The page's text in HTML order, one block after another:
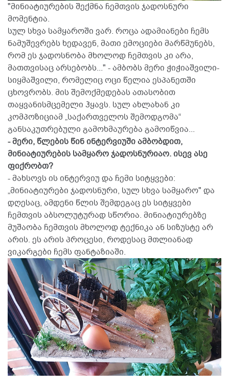
"მინიატიურების შექმნა ჩემთვის ჯადოსნური
მომენტია.
სულ სხვა სამყაროში ვარ. როცა ადამიანები ჩემს
ნამუშევრებს ხედავენ, მათი ემოციები მარწმუნებს,
რომ ეს ჯადოსნობა მხოლოდ ჩემთვის კი არა,
მათთვისაც არსებობს..." - ამბობს მერი ჭიჭიაშვილი-
სიყმაშვილი, რომელიც ოცი წელია ესპანეთში
ცხოვრობს. მის შემოქმედებას ათასობით
თაყვანისმცემელი ჰყავს. სულ ახლახან კი
კომპოზიციამ „საქართველოს შემოდგომა“
განსაკუთრებული გამოხმაურება გამოიწვია...
- მერი, წლების წინ ინტერვიუში ამბობდით,
მინიატიურების სამყარო ჯადოსნურიაო. ისევ ასე
ფიქრობთ?
- მახსოვს ის ინტერვიუ და ჩემი სიტყვები:
„მინიატიურები ჯადოსნური, სულ სხვა სამყარო" და
დღესაც, ამდენი წლის შემდეგაც ეს სიტყვები
ჩემთვის აბსოლუტურად სწორია. მინიატიურებზე
მუშაობა ჩემთვის მხოლოდ ტექნიკა ან სიზუსტე არ
არის. ეს არის პროცესი, როდესაც მთლიანად
ვიკარგები ჩემს ფანტაზიაში.